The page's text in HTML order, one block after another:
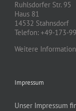
Ruhlsdorfer Str. 95
Haus 81
14532 Stahnsdorf
Telefon: +49-173-
Weitere
Impressum
Unser Impressum